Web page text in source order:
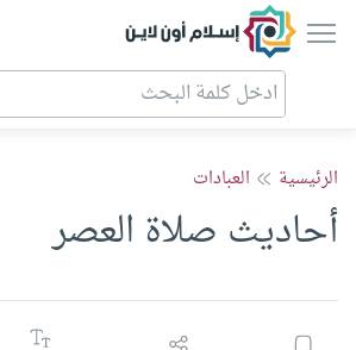
إسلام أون لاين
الرئيسية العبادات
أحاديث صلاة العصر